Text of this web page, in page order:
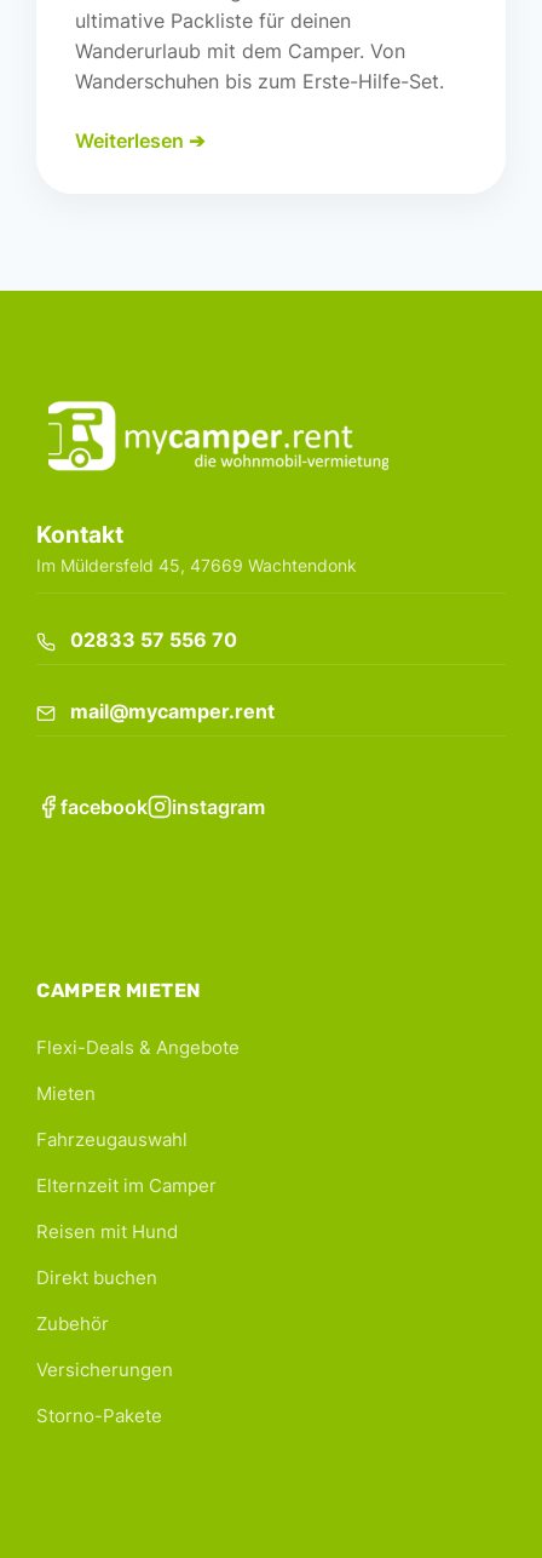
ultimative Packliste für deinen
Wanderurlaub mit dem Camper. Von
Wanderschuhen bis zum Erste-Hilfe-Set.
Weiterlesen ➔
Kontakt
Im Müldersfeld 45, 47669 Wachtendonk
02833 57 556 70
mail@mycamper.rent
facebook instagram
CAMPER MIETEN
Flexi-Deals & Angebote
Mieten
Fahrzeugauswahl
Elternzeit im Camper
Reisen mit Hund
Direkt buchen
Zubehör
Versicherungen
Storno-Pakete